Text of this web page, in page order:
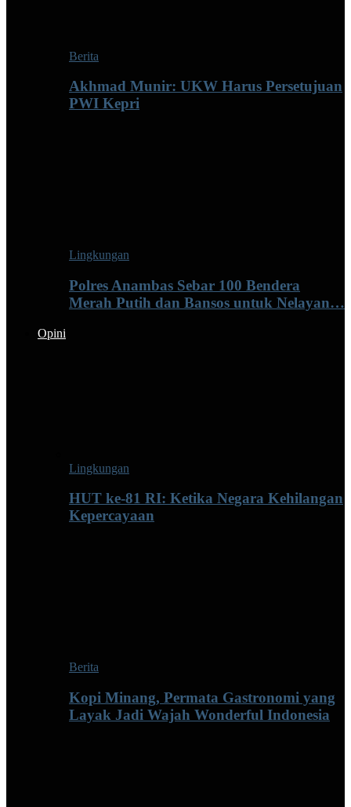
Berita
Akhmad Munir: UKW Harus Persetujuan
PWI Kepri
Lingkungan
Polres Anambas Sebar 100 Bendera
Merah Putih dan Bansos untuk Nelayan…
Opini
Lingkungan
HUT ke-81 RI: Ketika Negara Kehilangan
Kepercayaan
Berita
Kopi Minang, Permata Gastronomi yang
Layak Jadi Wajah Wonderful Indonesia